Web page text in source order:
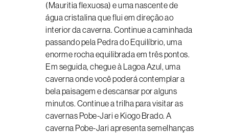
(Mauritia flexuosa) e uma nascente de
água cristalina que flui em direção ao
interior da caverna. Continue a caminhada
passando pela Pedra do Equilíbrio, uma
enorme rocha equilibrada em três pontos.
Em seguida, chegue à Lagoa Azul, uma
caverna onde você poderá contemplar a
bela paisagem e descansar por alguns
minutos. Continue a trilha para visitar as
cavernas Pobe-Jari e Kiogo Brado. A
caverna Pobe-Jari apresenta semelhanças